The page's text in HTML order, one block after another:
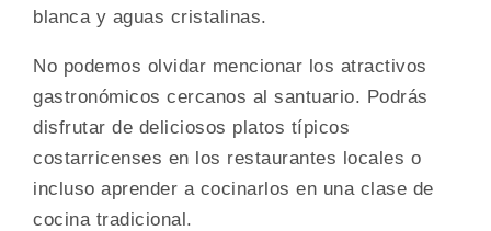
blanca y aguas cristalinas.
No podemos olvidar mencionar los atractivos
gastronómicos cercanos al santuario. Podrás
disfrutar de deliciosos platos típicos
costarricenses en los restaurantes locales o
incluso aprender a cocinarlos en una clase de
cocina tradicional.